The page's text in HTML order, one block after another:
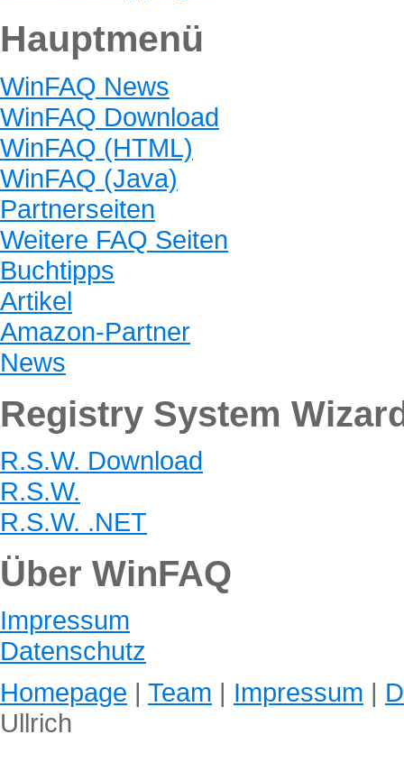
Hauptmenü
WinFAQ News
WinFAQ Download
WinFAQ (HTML)
WinFAQ (Java)
Partnerseiten
Weitere FAQ Seiten
Buchtipps
Artikel
Amazon-Partner
News
Registry System
R.S.W. Download
R.S.W.
R.S.W. .NET
Über WinFAQ
Impressum
Datenschutz
Homepage | Team | Impressum |
Ullrich